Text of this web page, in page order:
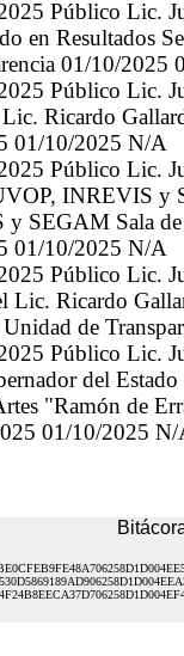
Público Lic.
en Resultados
01/10/2025
Público Lic.
Ricardo
01/10/2025 N/A
Público Lic.
INREVIS y
SEGAM Sala
01/10/2025 N/A
Público Lic.
Lic. Ricardo
de
Público Lic.
del
"Ramón de
01/10/2025